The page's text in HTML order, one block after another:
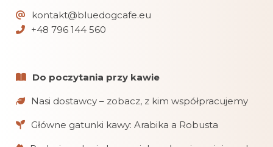
kontakt@bluedogcafe.eu
+48 796 144 560
Do poczytania przy kawie
Nasi dostawcy – zobacz, z kim współpracujemy
Główne gatunki kawy: Arabika a Robusta